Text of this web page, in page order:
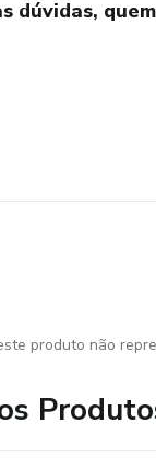
dúvidas,
produto não